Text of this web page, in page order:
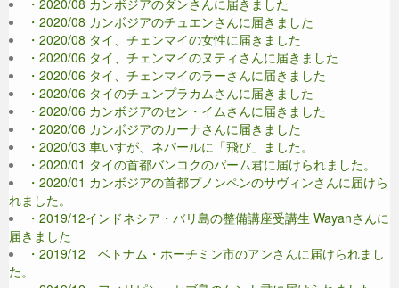
・2020/08 カンボジアのダンさんに届きました
・2020/08 カンボジアのチュエンさんに届きました
・2020/08 タイ、チェンマイの女性に届きました
・2020/06 タイ、チェンマイのヌティさんに届きました
・2020/06 タイ、チェンマイのラーさんに届きました
・2020/06 タイのチュンプラカムさんに届きました
・2020/06 カンボジアのセン・イムさんに届きました
・2020/06 カンボジアのカーナさんに届きました
・2020/03 車いすが、ネパールに「飛び」ました。
・2020/01 タイの首都バンコクのパーム君に届けられました。
・2020/01 カンボジアの首都プノンペンのサヴィンさんに届けら
れました。
・2019/12インドネシア・バリ島の整備講座受講生 Wayanさんに
届きました
・2019/12 ベトナム・ホーチミン市のアンさんに届けられまし
た。